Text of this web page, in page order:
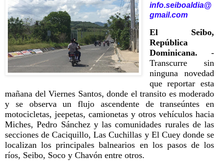
info.seiboaldia@
gmail.com
El Seibo,
República
Dominicana. -
Transcurre sin
ninguna novedad
que reportar esta
mañana del Viernes Santos, donde el transito es moderado
y se observa un flujo ascendente de transeúntes en
motocicletas, jeepetas, camionetas y otros vehículos hacia
Miches, Pedro Sánchez y las comunidades rurales de las
secciones de Caciquillo, Las Cuchillas y El Cuey donde se
localizan los principales balnearios en los pasos de los
ríos, Seibo, Soco y Chavón entre otros.